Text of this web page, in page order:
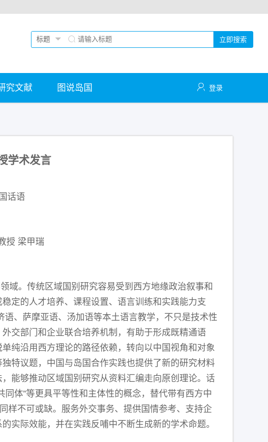
立即搜索
究文献 图说岛国 登录
学术发言
话语
授 梁甲瑞
域。传统区域国别研究容易受到西方地缘政治叙事和
定的人才培养、课程设置、语言训练和实践能力支
、萨摩亚语、汤加语等本土语言教学，不只是技术性
交部门和企业联合培养机制，有助于形成既精通语
纯沿用西方理论的路径依赖，转向以中国视角和对象
特议题，中国与岛国合作实践也提供了新的研究材料
能够推动区域国别研究从资料汇编走向原创理论。话
同体”等更具平等性和主体性的概念，替代带有西方中
样不可或缺。服务外交事务、提供国情参考、支持企
实际效能，并在实践反哺中不断生成新的学术命题。